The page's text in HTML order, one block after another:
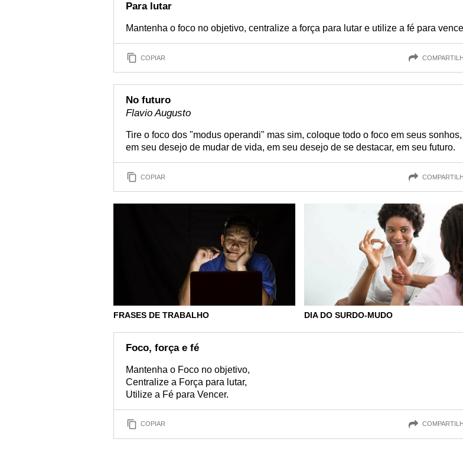
Para lutar
Mantenha o foco no objetivo, centralize a força para lutar e utilize a fé para
COPIAR
No futuro
Flavio Augusto
Tire o foco dos "modus operandi" mas sim, coloque todo o foco em seus sonhos,
em seu desejo de mudar de vida, em seu desejo de se destacar, em seu futuro.
COPIAR
FRASES DE TRABALHO DIA DO SURDO-MUDO
Foco, força e fé
Mantenha o Foco no objetivo,
Centralize a Força para lutar,
Utilize a Fé para Vencer.
COPIAR